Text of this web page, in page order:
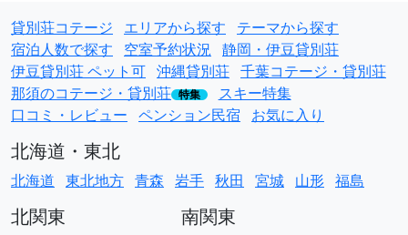
貸別荘コテージ エリアから探す
テーマから探す
宿泊人数で探す
空室予約状況 静岡・伊豆貸別荘
伊豆貸別荘 ペット可 沖縄貸別荘 千葉コテージ・貸別荘
那須のコテージ・貸別荘 特集
スキー特集
口コミ・レビュー ペンション民宿 お気に入り
北海道・東北
北海道 東北地方 青森 岩手 秋田 宮城 山形 福島
北関東 南関東